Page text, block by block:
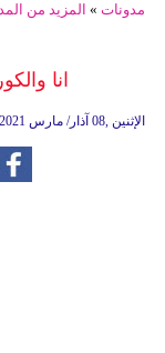
مدونات » المزيد من
انا
20:47 2021 الإثنين ,08 آذار/ مارس